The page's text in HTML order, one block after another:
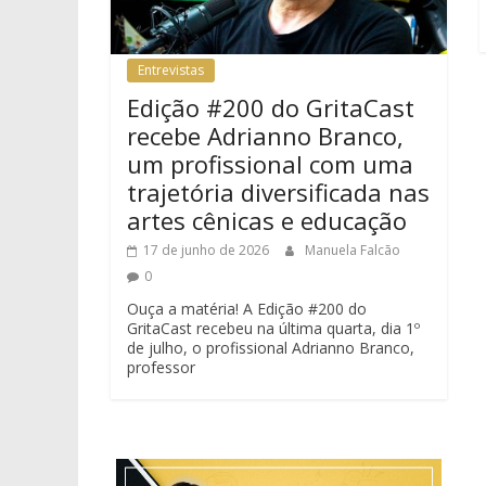
Entrevistas
Edição #200 do GritaCast
recebe Adrianno Branco,
um profissional com uma
trajetória diversificada nas
artes cênicas e educação
17 de junho de 2026
Manuela Falcão
0
Ouça a matéria! A Edição #200 do
GritaCast recebeu na última quarta, dia 1º
de julho, o profissional Adrianno Branco,
professor